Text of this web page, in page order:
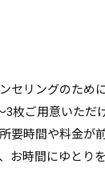
セリングのため
枚ご用意いただ
要時間や料金が
お時間にゆとり